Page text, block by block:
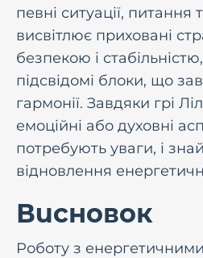
певні ситуації, питання
висвітлює приховані
безпекою і
підсвідомі блоки, що
гармонії. Завдяки грі
емоційні або духовні
потребують уваги, і
відновлення
Висновок
Роботу з